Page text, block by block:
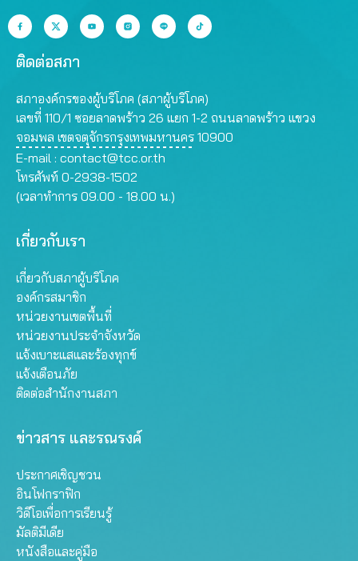
ติดต่อสภา
สภาองค์กรของผู้บริโภค (สภาผู้บริโภค)
เลขที่ 110/1 ซอยลาดพร้าว 26 แยก 1-2 ถนนลาดพร้าว แขวง
จอมพล เขตจตุจักรกรุงเทพมหานคร 10900
E-mail : contact@tcc.or.th
โทรศัพท์ 0-2938-1502
(เวลาทำการ 09.00 - 18.00 น.)
เกี่ยวกับเรา
เกี่ยวกับสภาผู้บริโภค
องค์กรสมาชิก
หน่วยงานเขตพื้นที่
หน่วยงานประจำจังหวัด
แจ้งเบาะแสและร้องทุกข์
แจ้งเตือนภัย
ติดต่อสำนักงานสภา
ข่าวสาร และรณรงค์
ประกาศเชิญชวน
อินโฟกราฟิก
วิดีโอเพื่อการเรียนรู้
มัลติมีเดีย
หนังสือและคู่มือ